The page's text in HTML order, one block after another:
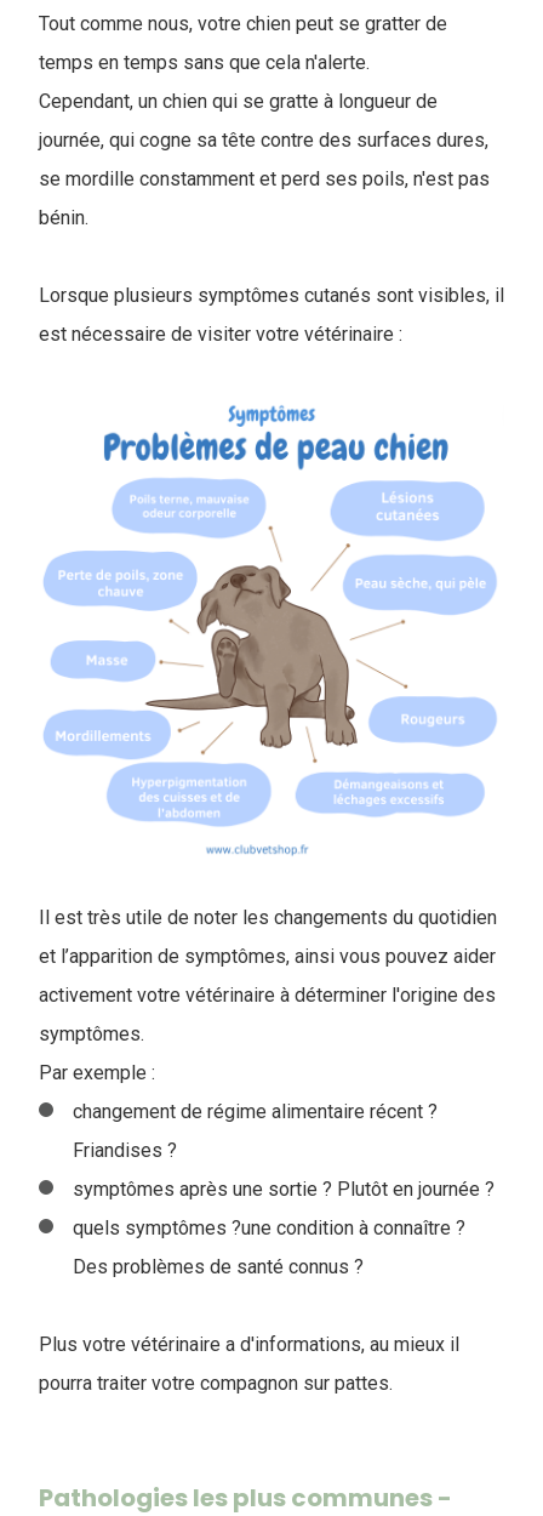
Tout comme nous, votre chien peut se gratter de
temps en temps sans que cela n'alerte.
Cependant, un chien qui se gratte à longueur de
journée, qui cogne sa tête contre des surfaces dures,
se mordille constamment et perd ses poils, n'est pas
bénin.
Lorsque plusieurs symptômes cutanés sont visibles, il
est nécessaire de visiter votre vétérinaire :
Il est très utile de noter les changements du quotidien
et l’apparition de symptômes, ainsi vous pouvez aider
activement votre vétérinaire à déterminer l'origine des
symptômes.
Par exemple :
changement de régime alimentaire récent ?
Friandises ?
symptômes après une sortie ? Plutôt en journée ?
quels symptômes ?une condition à connaître ?
Des problèmes de santé connus ?
Plus votre vétérinaire a d'informations, au mieux il
pourra traiter votre compagnon sur pattes.
Pathologies les plus communes -